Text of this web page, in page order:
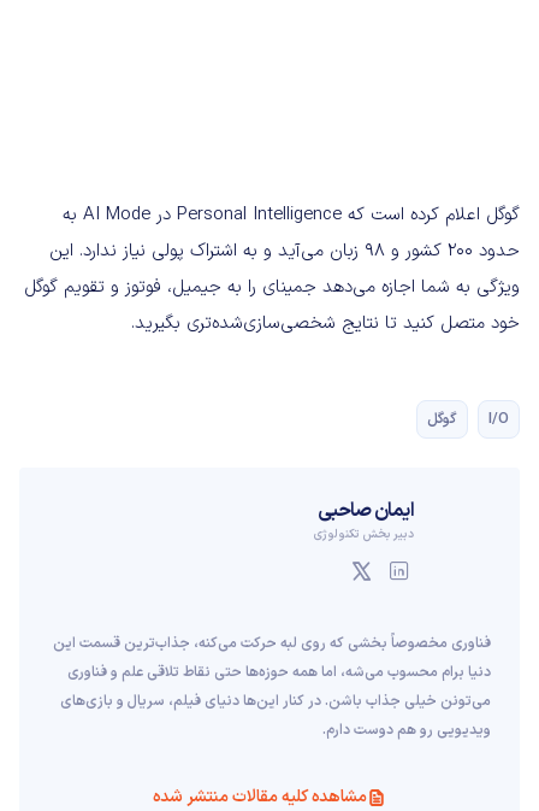
گوگل اعلام کرده است که Personal Intelligence در AI Mode به
حدود ۲۰۰ کشور و ۹۸ زبان می‌آید و به اشتراک پولی نیاز ندارد. این
ویژگی به شما اجازه می‌دهد جمینای را به جیمیل، فوتوز و تقویم گوگل
خود متصل کنید تا نتایج شخصی‌سازی‌شده‌تری بگیرید.
I/O گوگل
ایمان صاحبی
دبیر بخش تکنولوژی
فناوری مخصوصاً بخشی که روی لبه حرکت می‌کنه، جذاب‌ترین قسمت این
دنیا برام محسوب می‌شه، اما همه حوزه‌ها حتی نقاط تلاقی علم و فناوری
می‌تونن خیلی جذاب باشن. در کنار این‌ها دنیای فیلم، سریال و بازی‌های
ویدیویی رو هم دوست دارم.
مشاهده کلیه مقالات منتشر شده